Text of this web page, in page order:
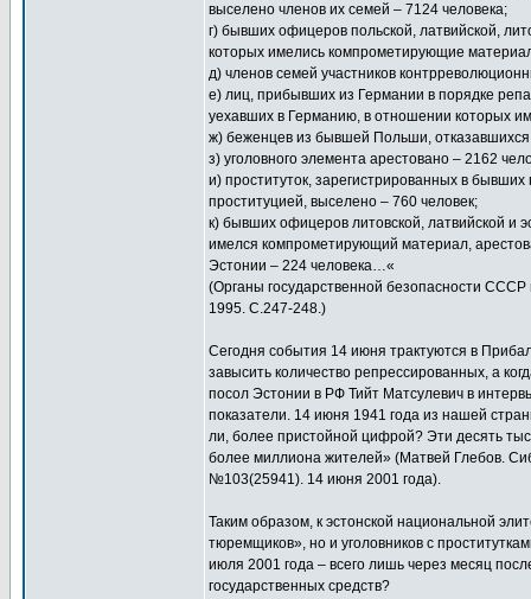
выселено членов их семей – 7124 человека;
г) бывших офицеров польской, латвийской,
которых имелись компрометирующие
д) членов семей участников
е) лиц, прибывших из Германии в порядке
уехавших в Германию, в отношении которых
ж) беженцев из бывшей Польши, отказавшихся
з) уголовного элемента арестовано – 2162
и) проституток, зарегистрированных в
проституцией, выселено – 760 человек;
к) бывших офицеров литовской, латвийской и
имелся компрометирующий материал,
Эстонии – 224 человека…«
(Органы государственной безопасности
1995. С.247-248.)
Сегодня события 14 июня трактуются в
завысить количество репрессированных, а
посол Эстонии в РФ Тийт Матсулевич в
показатели. 14 июня 1941 года из нашей
ли, более пристойной цифрой? Эти десять
более миллиона жителей» (Матвей Глебов.
№103(25941). 14 июня 2001 года).
Таким образом, к эстонской национальной
тюремщиков», но и уголовников с
июля 2001 года – всего лишь через месяц
государственных средств?